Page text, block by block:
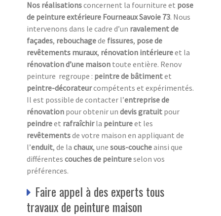
Nos réalisationsconcernent la fourniture et pose
de peintureextérieure Fourneaux Savoie 73. Nous
intervenons dans le cadre d’un ravalementde
façades, rebouchagede fissures, pose de
revêtements muraux, rénovation intérieureet la
rénovation d’une maison toute entière. Renov
peinture regroupe : peintre de bâtimentet
peintre-décorateurcompétents et expérimentés.
Il est possible de contacter l’entreprise de
rénovation pour obtenir un devis gratuit pour
peindreet rafraîchirla peintureet les
revêtementsde votre maison en appliquant de
l’enduit, de la chaux, une sous-coucheainsi que
différentes couches de peintureselon vos
préférences.
Faire appel à des experts tous
travaux de peinture maison